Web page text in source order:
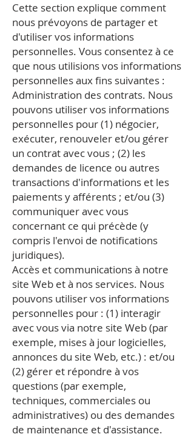
Cette section explique comment
nous prévoyons de partager et
d'utiliser vos informations
personnelles. Vous consentez à ce
que nous utilisions vos informations
personnelles aux fins suivantes :
Administration des contrats. Nous
pouvons utiliser vos informations
personnelles pour (1) négocier,
exécuter, renouveler et/ou gérer
un contrat avec vous ; (2) les
demandes de licence ou autres
transactions d'informations et les
paiements y afférents ; et/ou (3)
communiquer avec vous
concernant ce qui précède (y
compris l'envoi de notifications
juridiques).
Accès et communications à notre
site Web et à nos services. Nous
pouvons utiliser vos informations
personnelles pour : (1) interagir
avec vous via notre site Web (par
exemple, mises à jour logicielles,
annonces du site Web, etc.) : et/ou
(2) gérer et répondre à vos
questions (par exemple,
techniques, commerciales ou
administratives) ou des demandes
de maintenance et d'assistance.